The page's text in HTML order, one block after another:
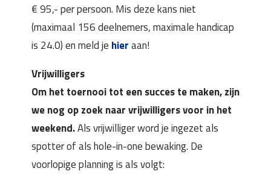
€ 95,- per persoon. Mis deze kans niet
(maximaal 156 deelnemers, maximale handicap
is 24.0) en meld je hieraan!
Vrijwilligers
Om het toernooi tot een succes te maken, zijn
we nog op zoek naar vrijwilligers voor in het
weekend.Als vrijwilliger word je ingezet als
spotter of als hole-in-one bewaking. De
voorlopige planning is als volgt: